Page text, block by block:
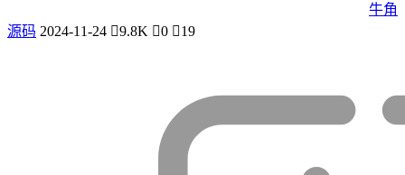
牛角
源码 2024-11-24 9.8K 0 19